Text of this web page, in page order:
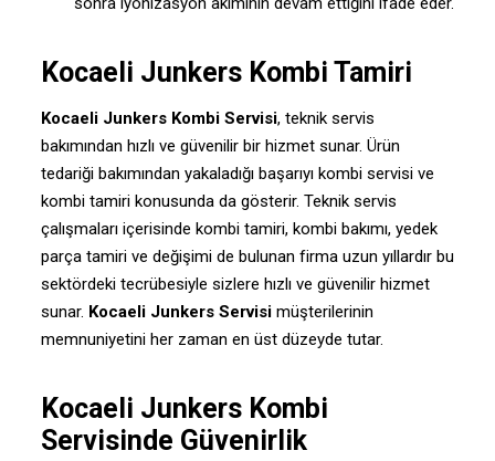
Kocaeli Junkers Kombi Tamiri
Kocaeli Junkers Kombi Servisi, teknik servis
bakımından hızlı ve güvenilir bir hizmet sunar. Ürün
tedariği bakımından yakaladığı başarıyı kombi servisi ve
kombi tamiri konusunda da gösterir. Teknik servis
çalışmaları içerisinde kombi tamiri, kombi bakımı, yedek
parça tamiri ve değişimi de bulunan firma uzun yıllardır bu
sektördeki tecrübesiyle sizlere hızlı ve güvenilir hizmet
sunar. Kocaeli Junkers Servisimüşterilerinin
memnuniyetini her zaman en üst düzeyde tutar.
Kocaeli Junkers Kombi
Servisinde Güvenirlik